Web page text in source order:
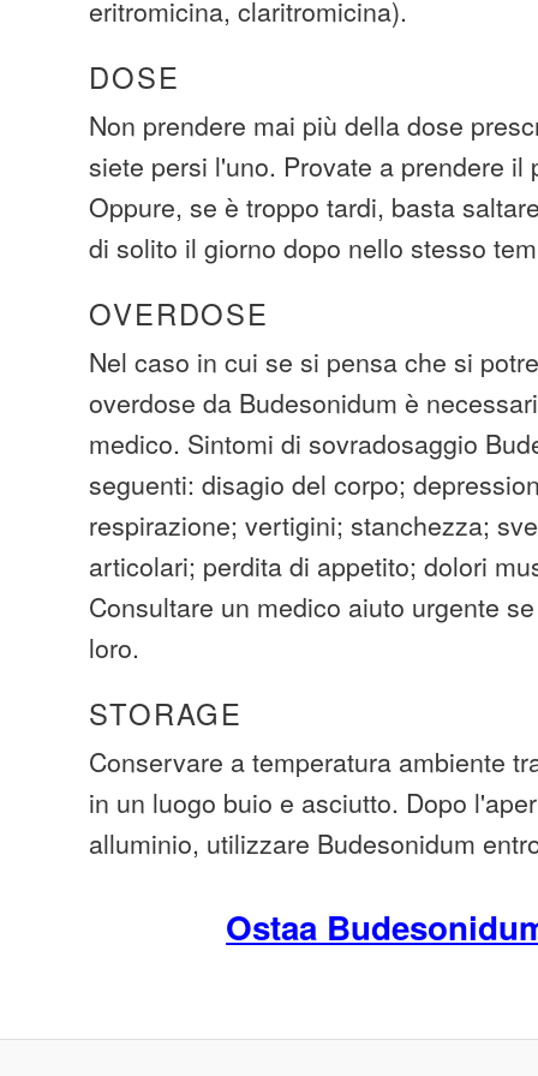
eritromicina, claritromicina).
DOSE
Non prendere mai più della dose
siete persi l'uno. Provate a prendere il
Oppure, se è troppo tardi, basta
di solito il giorno dopo nello stesso
OVERDOSE
Nel caso in cui se si pensa che si
overdose da Budesonidum è
medico. Sintomi di sovradosaggio
seguenti: disagio del corpo;
respirazione; vertigini; stanchezza;
articolari; perdita di appetito; dolori
Consultare un medico aiuto urgente
loro.
STORAGE
Conservare a temperatura ambiente
in un luogo buio e asciutto. Dopo
alluminio, utilizzare Budesonidum
Ostaa